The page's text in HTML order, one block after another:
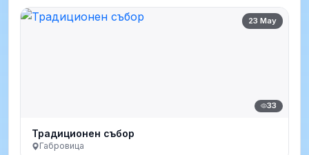
23 May
33
Традиционен събор
Габровица